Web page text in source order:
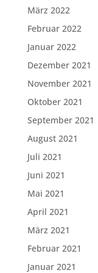
März 2022
Februar 2022
Januar 2022
Dezember 2021
November 2021
Oktober 2021
September 2021
August 2021
Juli 2021
Juni 2021
Mai 2021
April 2021
März 2021
Februar 2021
Januar 2021